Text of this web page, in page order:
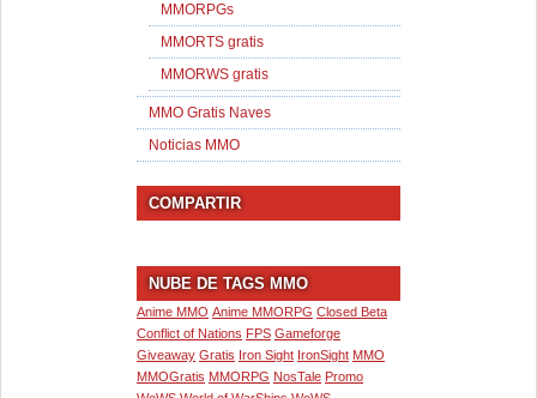
MMORPGs
MMORTS gratis
MMORWS gratis
MMO Gratis Naves
Noticias MMO
COMPARTIR
NUBE DE TAGS MMO
Anime MMO Anime MMORPG Closed Beta
Conflict of Nations FPS Gameforge
Giveaway Gratis Iron Sight IronSight MMO
MMOGratis MMORPG NosTale Promo